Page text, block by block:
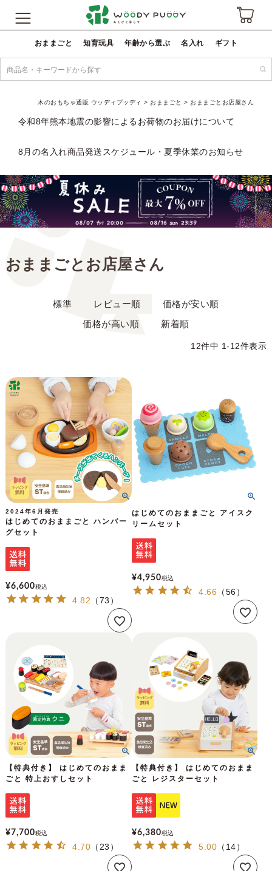
おままごと 知育玩具 年齢から選ぶ 名入れ ギフト
木のおもちゃ通販 ウッディプッディ おままごと おままごとお店屋さん
令和8年熊本地震の影響によるお荷物のお届けについて
8月の名入れ商品発送スケジュール・夏季休業のお知らせ
おままごとお店屋さん
標準 レビュー順
価格が安い順
価格が高い順
新着順
12件中 1-12件表示
2024年6月発売
はじめてのおままごと ハンバー
グセット
¥6,600税込
4.82 （73 ）
はじめてのおままごと アイスク
リームセット
¥4,950税込
4.66 （56）
【特典付き】 はじめてのおまま
ごと 特上おすしセット
¥7,700税込
4.70 （23 ）
【特典付き】 はじめてのおまま
ごと レジスターセット
¥6,380税込
5.00 （ 14）